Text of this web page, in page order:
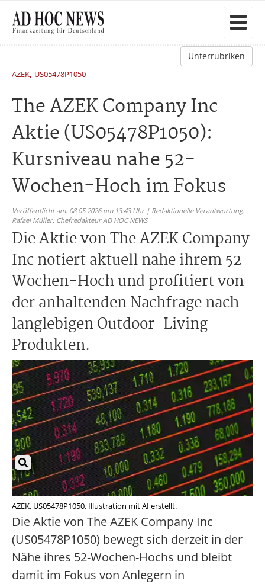
Unterrubriken
AZEK, US05478P1050
The AZEK Company Inc
Aktie (US05478P1050):
Kursniveau nahe 52-
Wochen-Hoch im Fokus
Veröffentlicht am: 08.05.2026 um 13:43 Uhr | Redaktionelle Verantwortung:
Rafael Müller, Chefredakteur AD HOC NEWS
Die Aktie von The AZEK Company
Inc notiert aktuell nahe ihrem 52-
Wochen-Hoch und profitiert von
der anhaltenden Nachfrage nach
langlebigen Outdoor-Living-
Produkten.
AZEK, US05478P1050, Illustration mit AI erstellt.
Die Aktie von The AZEK Company Inc
(US05478P1050) bewegt sich derzeit in der
Nähe ihres 52-Wochen-Hochs und bleibt
damit im Fokus von Anlegern in